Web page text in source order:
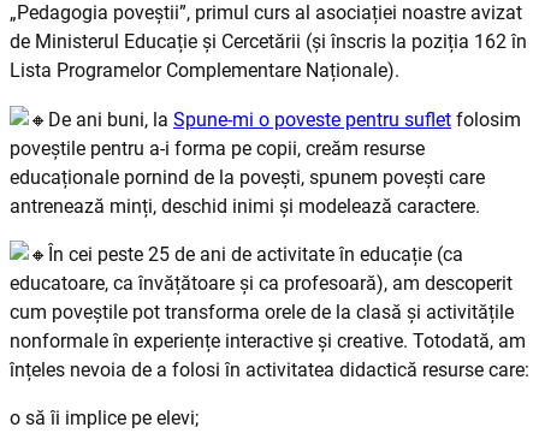
„Pedagogia poveștii”, primul curs al asociației noastre avizat
de Ministerul Educație și Cercetării (și înscris la poziția 162 în
Lista Programelor Complementare Naționale).
De ani buni, la Spune-mi o poveste pentru suflet folosim
poveștile pentru a-i forma pe copii, creăm resurse
educaționale pornind de la povești, spunem povești care
antrenează minți, deschid inimi și modelează caractere.
În cei peste 25 de ani de activitate în educație (ca
educatoare, ca învățătoare și ca profesoară), am descoperit
cum poveștile pot transforma orele de la clasă și activitățile
nonformale în experiențe interactive și creative. Totodată, am
înțeles nevoia de a folosi în activitatea didactică resurse care:
o să îi implice pe elevi;